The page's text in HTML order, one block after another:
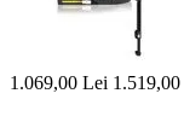
1.069,00 Lei 1.519,00